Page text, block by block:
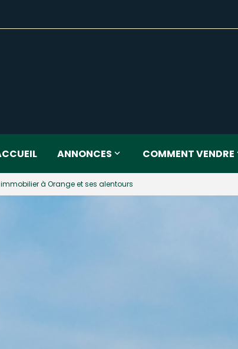
ANNONCES COMMENT VENDRE
à Orange et ses alentours